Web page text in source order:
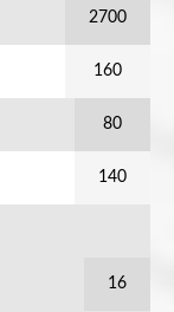
2700
160
80
140
16